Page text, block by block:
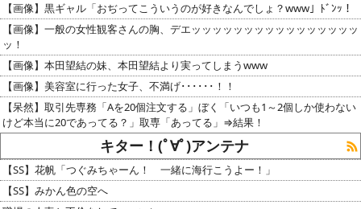
【画像】黒ギャル「おぢってこういうのが好きなんでしょ？www」ﾄﾞﾝｯ！
【画像】一般の女性観客さんの胸、デエッッッッッッッッッッッッッッッッ
ッ！
【画像】本田望結の妹、本田望結より実ってしまうwww
【画像】美容室に行った女子、不満げ･･････！！
【呆然】取引先専務「Aを20個注文する」ぼく「いつも1～2個しか使わない
けど本当に20であってる？」取専「あってる」⇒結果！
キター！(ﾟ∀ﾟ)アンテナ
【SS】花帆「つぐみちゃーん！ 一緒に海行こうよー！」
【SS】みかん色の空へ